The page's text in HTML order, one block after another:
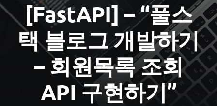
Projects
DevLog
[FastAPI] – “풀스
택 블로그 개발하기
– 회원목록 조회
API 구현하기”